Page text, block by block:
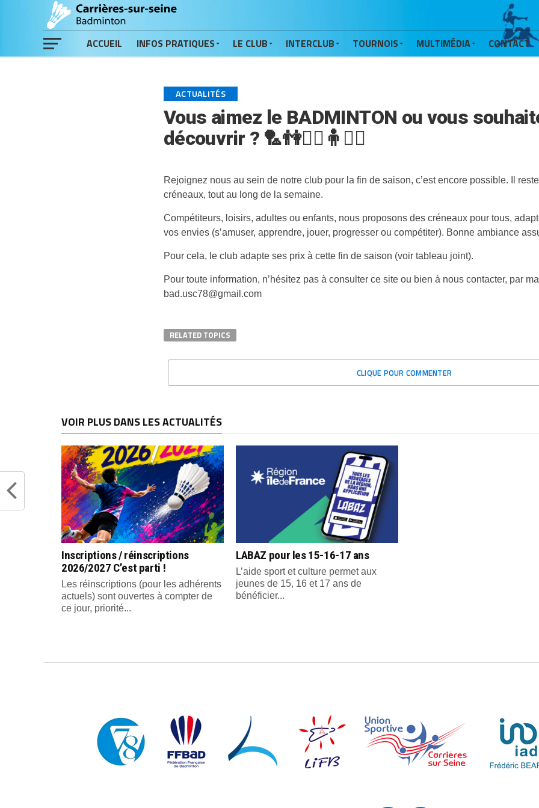
ACCUEIL INFOS PRATIQUES LE CLUB INTERCLUB TOURNOIS MULTIMÉDIA CONTACT
ACTUALITÉS
Vous aimez le BADMINTON ou vous
découvrir ? 🏸👫🧍‍♀️🧍🧍‍♂️
Rejoignez nous au sein de notre club pour la fin de saison, c’est encore possible. Il
créneaux, tout au long de la semaine.
Compétiteurs, loisirs, adultes ou enfants, nous proposons des créneaux pour tous,
vos envies (s’amuser, apprendre, jouer, progresser ou compétiter). Bonne ambiance
Pour cela, le club adapte ses prix à cette fin de saison (voir tableau joint).
Pour toute information, n’hésitez pas à consulter ce site ou bien à nous contacter, par
bad.usc78@gmail.com
RELATED TOPICS
CLIQUE POUR COMMENTER
VOIR PLUS DANS LES ACTUALITÉS
Inscriptions / réinscriptions
2026/2027 C’est parti !
Les réinscriptions (pour les adhérents
actuels) sont ouvertes à compter de
ce jour, priorité...
LABAZ pour les 15-16-17 ans
L’aide sport et culture permet aux
jeunes de 15, 16 et 17 ans de
bénéficier...